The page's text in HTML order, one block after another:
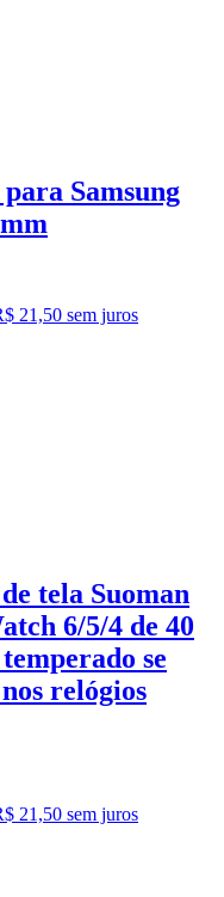
Samsung
21,50 sem juros
tela Suoman
6/5/4 de 40
se
relógios
21,50 sem juros